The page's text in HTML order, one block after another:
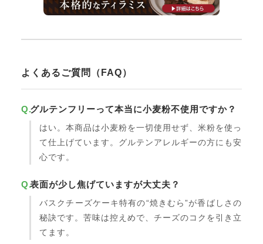
よくあるご質問（FAQ）
グルテンフリーって本当に小麦粉不使用ですか？
はい。本商品は小麦粉を一切使用せず、米粉を使っ
て仕上げています。グルテンアレルギーの方にも安
心です。
表面が少し焦げていますが大丈夫？
バスクチーズケーキ特有の“焼きむら”が香ばしさの
秘訣です。苦味は控えめで、チーズのコクを引き立
てます。